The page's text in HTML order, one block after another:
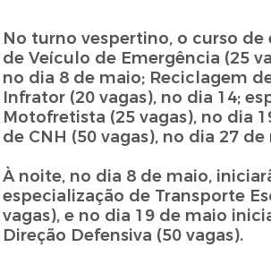
No turno vespertino, o curso de
de Veículo de Emergência (25
no dia 8 de maio; Reciclagem
Infrator (20 vagas), no dia 14;
Motofretista (25 vagas), no dia
de CNH (50 vagas), no dia 27 de
À noite, no dia 8 de maio,
especialização de Transporte
vagas), e no dia 19 de maio
Direção Defensiva (50 vagas).